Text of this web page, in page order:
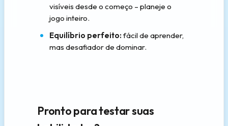
visíveis desde o começo – planeje o
jogo inteiro.
Equilíbrio perfeito: fácil de aprender,
mas desafiador de dominar.
Pronto para testar suas